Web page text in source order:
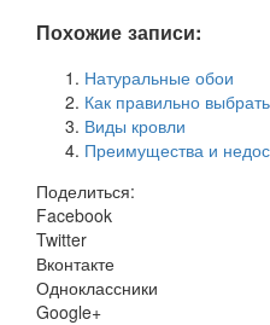
Похожие записи:
Натуральные обои
Как правильно
Виды кровли
Преимущества и
Поделиться:
Facebook
Twitter
Вконтакте
Одноклассники
Google+